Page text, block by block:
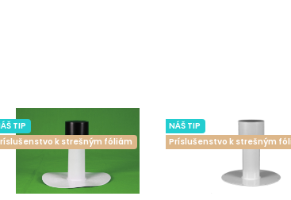
TIP
k strešným fóliám
NÁŠ TIP
Príslušenstvo k strešným